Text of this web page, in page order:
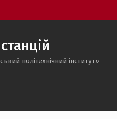
політехнічний інститут»